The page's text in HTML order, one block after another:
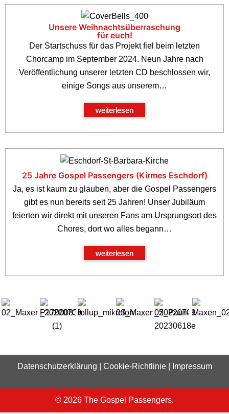
Unsere Weihnachtsüberraschung
für euch!
Der Startschuss für das Projekt fiel beim letzten
Chorcamp im September 2024. Neun Jahre nach
Veröffentlichung unserer letzten CD beschlossen wir,
einige Songs aus unserem…
weiterlesen
25 Jahre Gospel Passengers (Kirmes Eschdorf)
Ja, es ist kaum zu glauben, aber die Gospel Passengers
gibt es nun bereits seit 25 Jahren! Unser Jubiläum
feierten wir direkt mit unseren Fans am Ursprungsort des
Chores, dort wo alles begann…
weiterlesen
Datenschutzerklärung Cookie-Richtlinie| Impressum
© 2026 The Gospel Passengers.